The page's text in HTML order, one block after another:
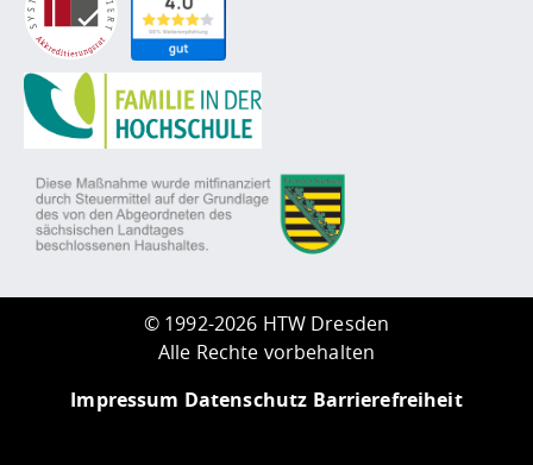
© 1992-2026 HTW Dresden
Alle Rechte vorbehalten
Impressum Datenschutz Barrierefreiheit